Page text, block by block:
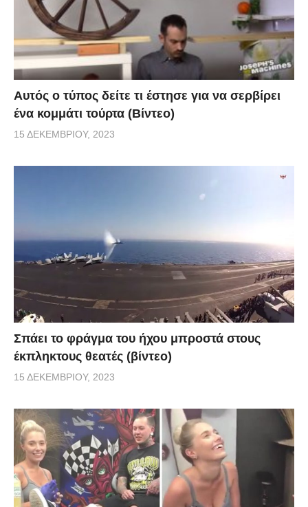
Αυτός ο τύπος δείτε τι έστησε για να σερβίρει
ένα κομμάτι τούρτα (Βίντεο)
15 ΔΕΚΕΜΒΡΊΟΥ, 2023
Σπάει το φράγμα του ήχου μπροστά στους
έκπληκτους θεατές (βίντεο)
15 ΔΕΚΕΜΒΡΊΟΥ, 2023